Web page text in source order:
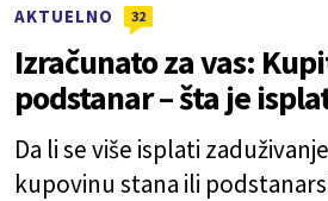
AKTUELNO 32
Izračunato za vas:
podstanar – šta je
Da li se više isplati
kupovinu stana ili